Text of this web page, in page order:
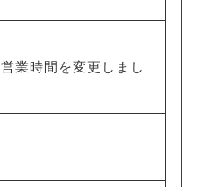
業時間を変更しまし